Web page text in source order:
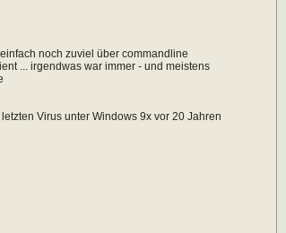
noch zuviel über commandline
... irgendwas war immer - und meistens
Virus unter Windows 9x vor 20 Jahren